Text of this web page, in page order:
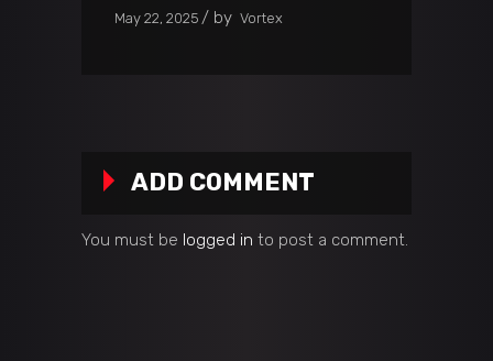
May 22, 2025 by Vortex
ADD COMMENT
You must be logged in to post a comment.